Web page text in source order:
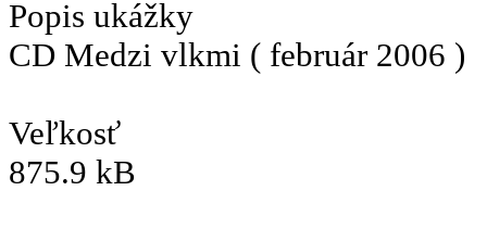
Popis ukážky
CD Medzi vlkmi ( február 2006 )
Veľkosť
875.9 kB